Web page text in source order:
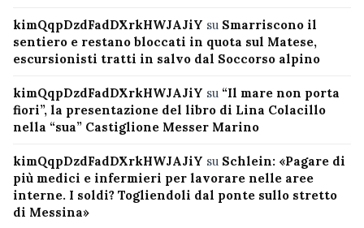
kimQqpDzdFadDXrkHWJAJiY su Smarriscono il
sentiero e restano bloccati in quota sul Matese,
escursionisti tratti in salvo dal Soccorso alpino
kimQqpDzdFadDXrkHWJAJiY su “Il mare non porta
fiori”, la presentazione del libro di Lina Colacillo
nella “sua” Castiglione Messer Marino
kimQqpDzdFadDXrkHWJAJiY su Schlein: «Pagare di
più medici e infermieri per lavorare nelle aree
interne. I soldi? Togliendoli dal ponte sullo stretto
di Messina»